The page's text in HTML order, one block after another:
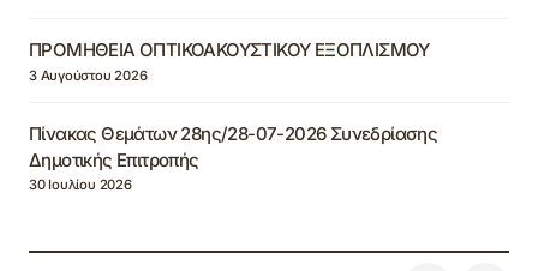
ΠΡΟΜΗΘΕΙΑ ΟΠΤΙΚΟΑΚΟΥΣΤΙΚΟΥ ΕΞΟΠΛΙΣΜΟΥ
3 Αυγούστου 2026
Πίνακας Θεμάτων 28ης/28-07-2026 Συνεδρίασης
Δημοτικής Επιτροπής
30 Ιουλίου 2026